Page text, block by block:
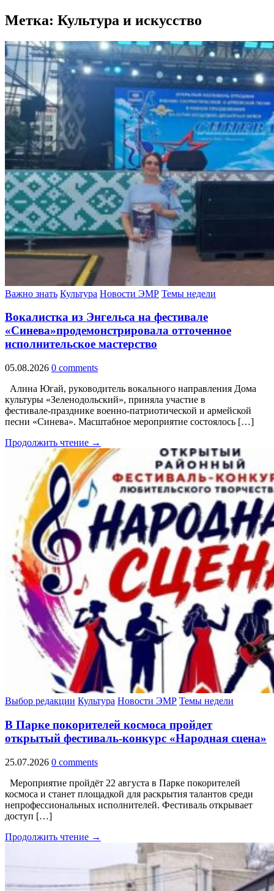
Метка: Культура и искусство
Важно знать Культура Новости ЭМР Темы недели
Вокалистка из Энгельса на фестивале
«Синева»продемонстрировала отточенное
исполнительское мастерство
05.08.2026 0 comments
Алина Югай, руководитель вокального направления Дома
культуры «Зеленодольский», приняла участие в
фестивале‑празднике военно‑патриотической и армейской
песни «Синева». Масштабное мероприятие состоялось […]
Продолжить чтение →
Выбор редакции Культура Новости ЭМР Темы недели
В Парке покорителей космоса пройдет
открытый фестиваль‑конкурс «Народная сцена»
25.07.2026 0 comments
Мероприятие пройдёт 22 августа в Парке покорителей
космоса и станет площадкой для раскрытия талантов среди
непрофессиональных исполнителей. Фестиваль открывает
доступ […]
Продолжить чтение →